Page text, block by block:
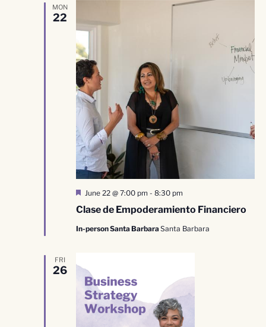
MON
22
Clase de Empoderamiento Financiero
Destacado
June 22 @ 7:00 pm - 8:30 pm
In-person Santa Barbara Santa Barbara
FRI
26